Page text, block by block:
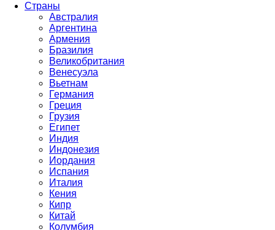
Страны
Австралия
Аргентина
Армения
Бразилия
Великобритания
Венесуэла
Вьетнам
Германия
Греция
Грузия
Египет
Индия
Индонезия
Иордания
Испания
Италия
Кения
Кипр
Китай
Колумбия